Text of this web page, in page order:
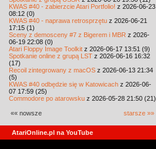
KWAS #40 - zabierzcie Atari Portfolio! z 2026-06-23
08:12 (0)
KWAS #40 - naprawa retrosprzętu z 2026-06-21
17:15 (1)
Sceny z demosceny #7 z Bigerem i MBR z 2026-
06-19 22:08 (0)
Atari Floppy Image Toolkit z 2026-06-17 13:51 (9)
Spotkanie online z grupą LST z 2026-06-16 16:32
(17)
Recoil zintegrowany z macOS z 2026-06-13 21:34
(5)
KWAS #40 odbędzie się w Katowicach z 2026-06-
07 17:59 (25)
Commodore po atarowsku z 2026-05-28 21:50 (21)
«« nowsze starsze »»
AtariOnline.pl na YouTube